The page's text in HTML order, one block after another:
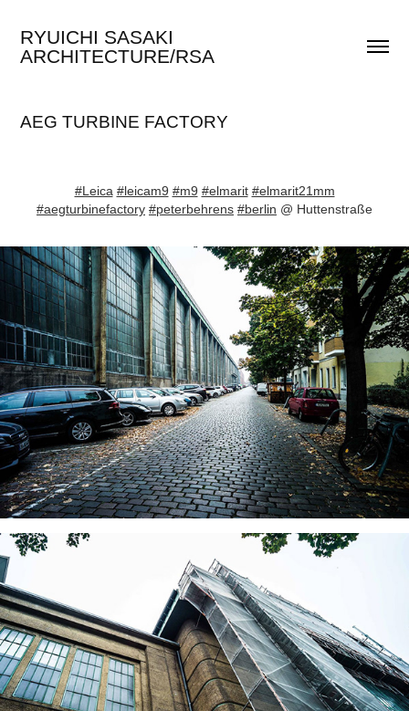
RYUICHI SASAKI
ARCHITECTURE/RSA
AEG TURBINE FACTORY
#Leica #leicam9 #m9 #elmarit #elmarit21mm
#aegturbinefactory #peterbehrens #berlin @ Huttenstraße